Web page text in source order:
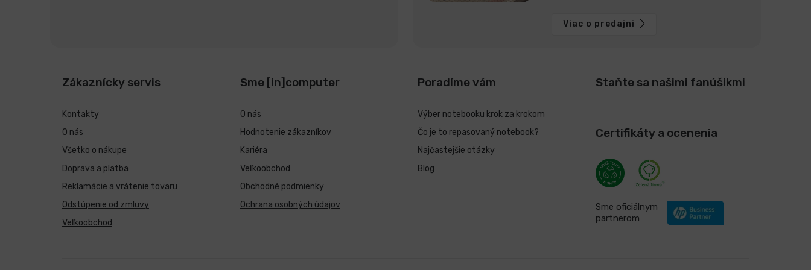
Viac o predajni
Zákaznícky servis
Kontakty
O nás
Všetko o nákupe
Doprava a platba
Reklamácie a vrátenie tovaru
Odstúpenie od zmluvy
Veľkoobchod
Sme [in]computer
O nás
Hodnotenie zákazníkov
Kariéra
Veľkoobchod
Obchodné podmienky
Ochrana osobných údajov
Poradíme vám
Výber notebooku krok za krokom
Čo je to repasovaný notebook?
Najčastejšie otázky
Blog
Staňte sa našimi fanúšikmi
Certifikáty a ocenenia
Sme oficiálnym
partnerom